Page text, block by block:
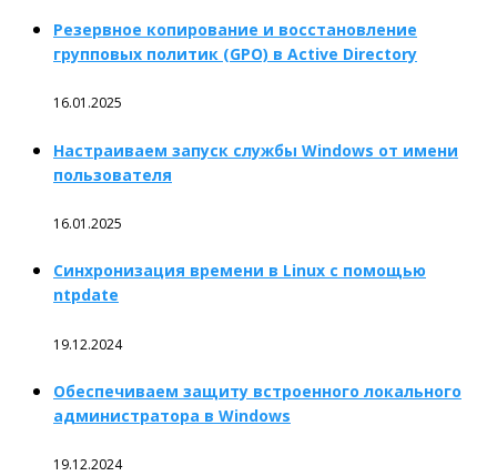
Резервное копирование и восстановление
групповых политик (GPO) в Active Directory
16.01.2025
Настраиваем запуск службы Windows от имени
пользователя
16.01.2025
Синхронизация времени в Linux с помощью
ntpdate
19.12.2024
Обеспечиваем защиту встроенного локального
администратора в Windows
19.12.2024